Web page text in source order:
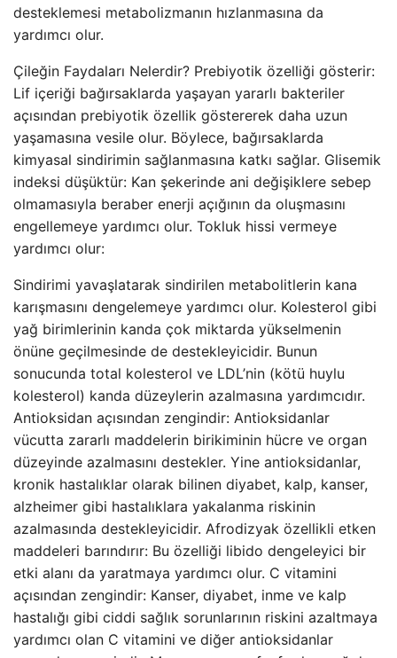
desteklemesi metabolizmanın hızlanmasına da
yardımcı olur.
Çileğin Faydaları Nelerdir? Prebiyotik özelliği gösterir:
Lif içeriği bağırsaklarda yaşayan yararlı bakteriler
açısından prebiyotik özellik göstererek daha uzun
yaşamasına vesile olur. Böylece, bağırsaklarda
kimyasal sindirimin sağlanmasına katkı sağlar. Glisemik
indeksi düşüktür: Kan şekerinde ani değişiklere sebep
olmamasıyla beraber enerji açığının da oluşmasını
engellemeye yardımcı olur. Tokluk hissi vermeye
yardımcı olur:
Sindirimi yavaşlatarak sindirilen metabolitlerin kana
karışmasını dengelemeye yardımcı olur. Kolesterol gibi
yağ birimlerinin kanda çok miktarda yükselmenin
önüne geçilmesinde de destekleyicidir. Bunun
sonucunda total kolesterol ve LDL’nin (kötü huylu
kolesterol) kanda düzeylerin azalmasına yardımcıdır.
Antioksidan açısından zengindir: Antioksidanlar
vücutta zararlı maddelerin birikiminin hücre ve organ
düzeyinde azalmasını destekler. Yine antioksidanlar,
kronik hastalıklar olarak bilinen diyabet, kalp, kanser,
alzheimer gibi hastalıklara yakalanma riskinin
azalmasında destekleyicidir. Afrodizyak özellikli etken
maddeleri barındırır: Bu özelliği libido dengeleyici bir
etki alanı da yaratmaya yardımcı olur. C vitamini
açısından zengindir: Kanser, diyabet, inme ve kalp
hastalığı gibi ciddi sağlık sorunlarının riskini azaltmaya
yardımcı olan C vitamini ve diğer antioksidanlar